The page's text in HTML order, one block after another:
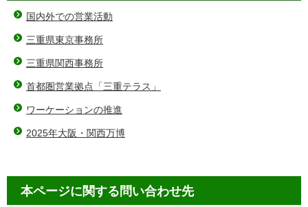
国内外での営業活動
三重県東京事務所
三重県関西事務所
首都圏営業拠点「三重テラス」
ワーケーションの推進
2025年大阪・関西万博
本ページに関する問い合わせ先